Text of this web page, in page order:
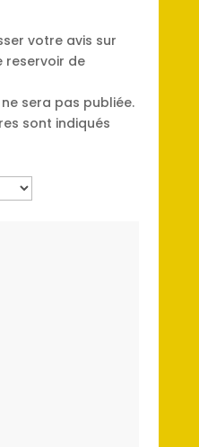
votre avis sur
reservoir de
sera pas publiée.
sont indiqués